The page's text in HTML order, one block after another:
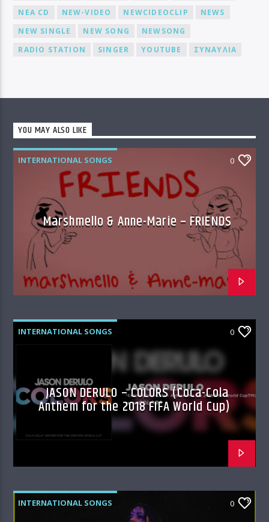
NEA CD
NEW-VIDEO NEWCIDEOCLIP
NEWS
NEW SINGLE
NEW SONG
NEWSONG
RADIO STATION
SINGER YOUTUBE ΣΥΝΑΥΛΙΑ
YOU MAY ALSO LIKE
INTERNATIONAL SONGS 0
Marshmello & Anne-Marie – FRIENDS
INTERNATIONAL SONGS 0
JASON DERULO – COLORS (Coca-Cola
Anthem for the 2018 FIFA World Cup)
INTERNATIONAL SONGS 0